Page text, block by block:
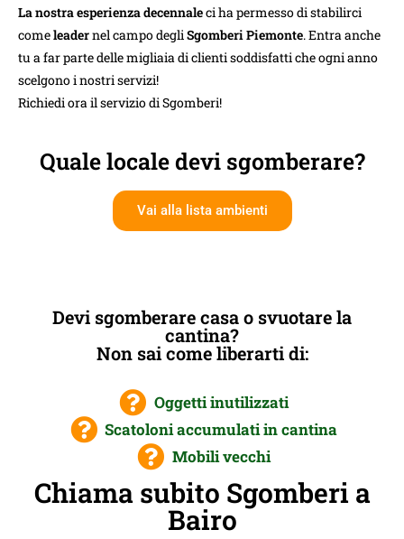
La nostra esperienza decennaleci ha permesso di stabilirci
comeleadernel campo degliSgomberi Piemonte. Entra anche
tu a far parte delle migliaia di clienti soddisfatti che ogni anno
scelgono i nostri servizi!
Richiedi ora il servizio di Sgomberi!
Quale locale devi sgomberare?
Vai alla lista ambienti
Devi sgomberare casa o svuotare la
cantina?
Non sai come liberarti di:
Oggetti inutilizzati
Scatoloni accumulati in cantina
Mobili vecchi
Chiama subito Sgomberi a
Bairo